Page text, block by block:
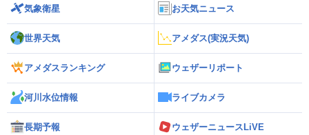
気象衛星 お天気ニュース
世界天気 アメダス(実況天気)
アメダスランキング ウェザーリポート
河川水位情報 ライブカメラ
長期予報 ウェザーニュースLiVE